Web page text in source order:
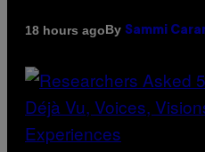
18 hours agoBy Sammi